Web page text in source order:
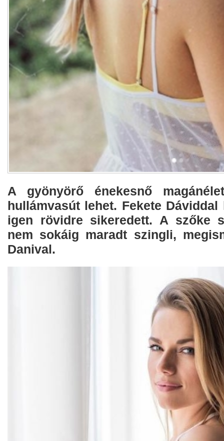
A gyönyörő énekesnő
hullámvasút lehet. Fekete Dáviddal
igen rövidre sikeredett. A szőke
nem sokáig maradt szingli,
Danival.